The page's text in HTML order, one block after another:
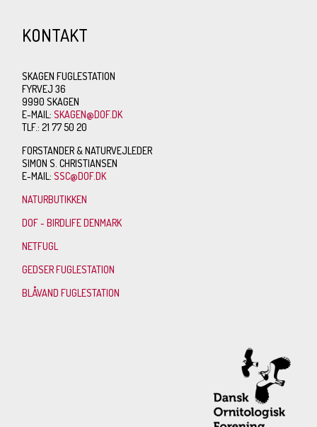
KONTAKT
SKAGEN FUGLESTATION
FYRVEJ 36
9990 SKAGEN
E-MAIL:SKAGEN@DOF.DK
TLF.: 21 77 50 20
FORSTANDER & NATURVEJLEDER
SIMON S. CHRISTIANSEN
E-MAIL:SSC@DOF.DK
NATURBUTIKKEN
DOF - BIRDLIFE DENMARK
NETFUGL
GEDSER FUGLESTATION
BLÅVAND FUGLESTATION